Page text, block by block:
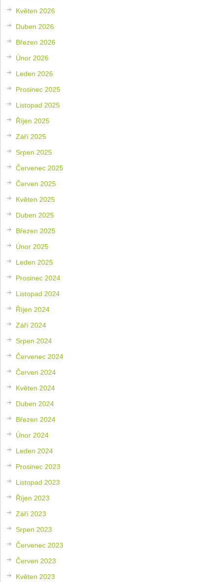
Květen 2026
Duben 2026
Březen 2026
Únor 2026
Leden 2026
Prosinec 2025
Listopad 2025
Říjen 2025
Září 2025
Srpen 2025
Červenec 2025
Červen 2025
Květen 2025
Duben 2025
Březen 2025
Únor 2025
Leden 2025
Prosinec 2024
Listopad 2024
Říjen 2024
Září 2024
Srpen 2024
Červenec 2024
Červen 2024
Květen 2024
Duben 2024
Březen 2024
Únor 2024
Leden 2024
Prosinec 2023
Listopad 2023
Říjen 2023
Září 2023
Srpen 2023
Červenec 2023
Červen 2023
Květen 2023